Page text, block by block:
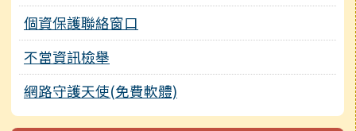
個資保護聯絡窗口
不當資訊檢舉
網路守護天使(免費軟體)